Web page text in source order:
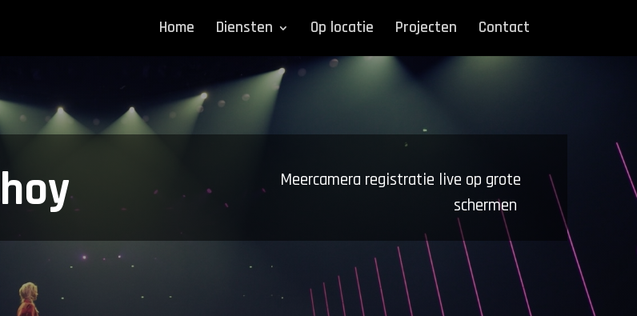
Home Diensten Op locatie Projecten Contact
Meercamera registratie live op grote
schermen